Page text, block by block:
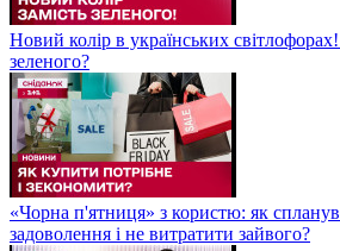
Новий колір в українських
зеленого?
«Чорна п'ятниця» з користю: як
задоволення і не витратити зайвого?